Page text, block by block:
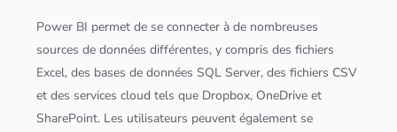
Power BI permet de se connecter à de nombreuses
sources dedonnées différentes, y compris des fichiers
Excel, des bases dedonnées SQL Server, des fichiers CSV
et des servicescloud tels que Dropbox, OneDrive et
SharePoint. Les utilisateurs peuvent également se